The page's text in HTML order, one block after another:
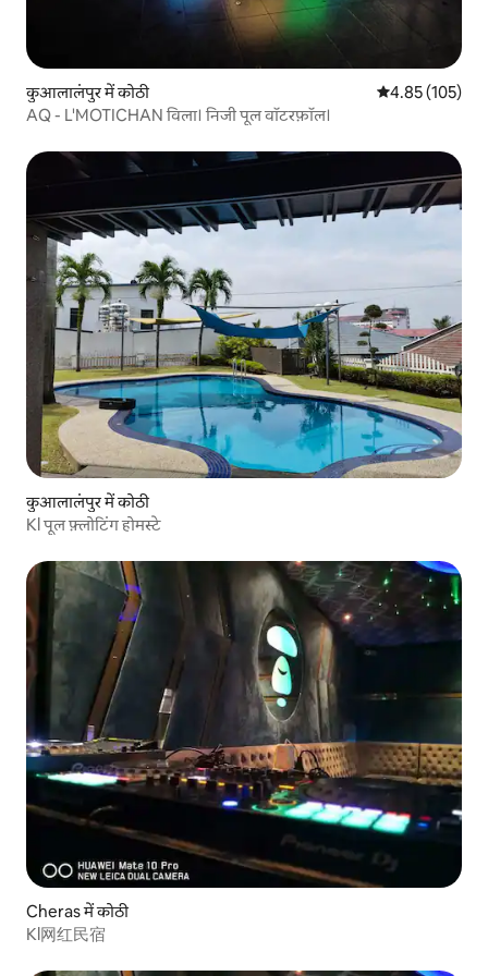
कुआलालंपुर में कोठी औसत रेटिंग 5 में से
4.85 (105)
AQ - L'MOTICHAN विला। निजी पूल वॉटरफ़ॉल।
कुआलालंपुर में कोठी
Kl पूल फ़्लोटिंग होमस्टे
Cheras में कोठी
Kl网红民宿